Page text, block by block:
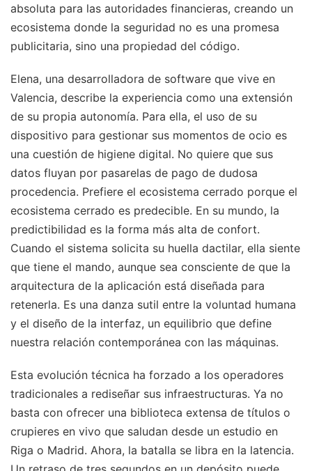
absoluta para las autoridades financieras, creando un
ecosistema donde la seguridad no es una promesa
publicitaria, sino una propiedad del código.
Elena, una desarrolladora de software que vive en
Valencia, describe la experiencia como una extensión
de su propia autonomía. Para ella, el uso de su
dispositivo para gestionar sus momentos de ocio es
una cuestión de higiene digital. No quiere que sus
datos fluyan por pasarelas de pago de dudosa
procedencia. Prefiere el ecosistema cerrado porque el
ecosistema cerrado es predecible. En su mundo, la
predictibilidad es la forma más alta de confort.
Cuando el sistema solicita su huella dactilar, ella siente
que tiene el mando, aunque sea consciente de que la
arquitectura de la aplicación está diseñada para
retenerla. Es una danza sutil entre la voluntad humana
y el diseño de la interfaz, un equilibrio que define
nuestra relación contemporánea con las máquinas.
Esta evolución técnica ha forzado a los operadores
tradicionales a rediseñar sus infraestructuras. Ya no
basta con ofrecer una biblioteca extensa de títulos o
crupieres en vivo que saludan desde un estudio en
Riga o Madrid. Ahora, la batalla se libra en la latencia.